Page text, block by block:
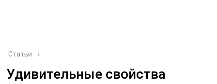
Статьи ›
Удивительные свойства